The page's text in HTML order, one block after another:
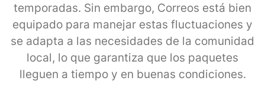
temporadas. Sin embargo, Correos está bien
equipado para manejar estas fluctuaciones y
se adapta a las necesidades de la comunidad
local, lo que garantiza que los paquetes
lleguen a tiempo y en buenas condiciones.